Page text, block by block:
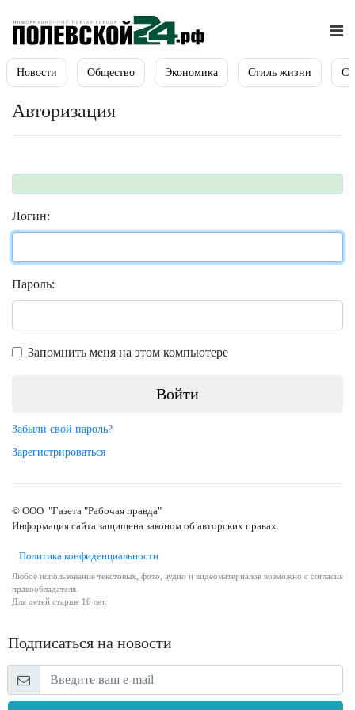
Новости Общество Экономика Стиль жизни
Авторизация
Логин:
Пароль:
Запомнить меня на этом компьютере
Забыли свой пароль?
Зарегистрироваться
© ООО "Газета "Рабочая правда"
Информация сайта защищена законом об авторских правах.
Политика конфиденциальности
Любое использование текстовых, фото, аудио и видеоматериалов возможно с согласия
правообладателя.
Для детей старше 16 лет.
Подписаться на новости